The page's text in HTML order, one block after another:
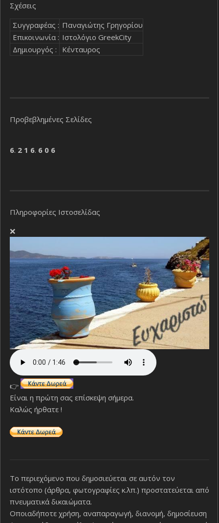
Σχέσεις
Συγγραφέας : Παναγιώτης Γρηγορίου
Επικοινωνία : Ιστολόγιο GreekCity
Δημιουργός :
Κένταυρος
Προβεβλημένες Σελίδες
6. 2 1 6. 6 0 6
Πληροφορίες Ιστοσελίδας
❌
👉
Είναι η πρώτη σας επίσκεψη σήμερα.
Καλώς ήρθατε !
Το περιεχόμενο που δημοσιεύεται σε αυτόν τον
ιστότοπο (άρθρα, φωτογραφίες κ.λπ.) προστατεύεται από
πνευματικά δικαιώματα.
Οποιαδήποτε χρήση, αναπαραγωγή, διανομή, δημοσίευση